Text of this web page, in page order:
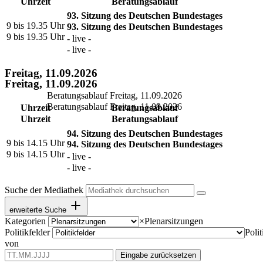
9 bis 19.35 Uhr
93. Sitzung des Deutschen Bundestages
- live -
Freitag, 11.09.2026
Beratungsablauf Freitag, 11.09.2026
Uhrzeit
Beratungsablauf
9 bis 14.15 Uhr
94. Sitzung des Deutschen Bundestages
- live -
9 bis 19.35 Uhr
93. Sitzung des Deutschen Bundestages
- live -
Freitag, 11.09.2026
Beratungsablauf Freitag, 11.09.2026
Uhrzeit
Beratungsablauf
9 bis 14.15 Uhr
94. Sitzung des Deutschen Bundestages
- live -
Suche der Mediathek
erweiterte Suche
Kategorien ×Plenarsitzungen
Politikfelder
von
Eingabe zurücksetzen